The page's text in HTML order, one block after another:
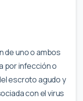
de uno o ambos
por infección o
escroto agudo y
con el virus